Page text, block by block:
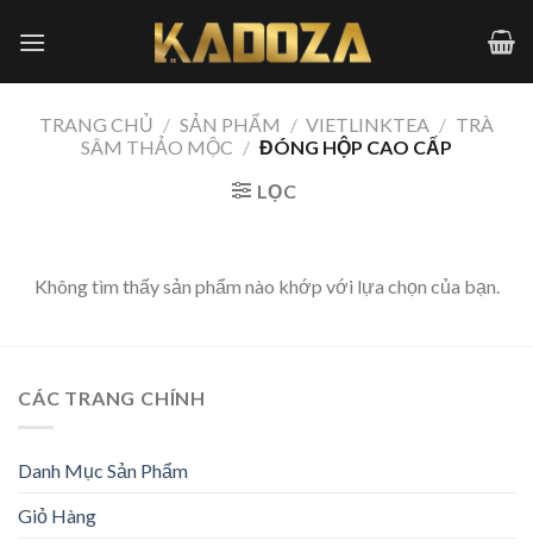
TRANG CHỦ / SẢN PHẨM / VIETLINKTEA / TRÀ
SÂM THẢO MỘC / ĐÓNG HỘP CAO CẤP
LỌC
Không tìm thấy sản phẩm nào khớp với lựa chọn của bạn.
CÁC TRANG CHÍNH
Danh Mục Sản Phẩm
Giỏ Hàng